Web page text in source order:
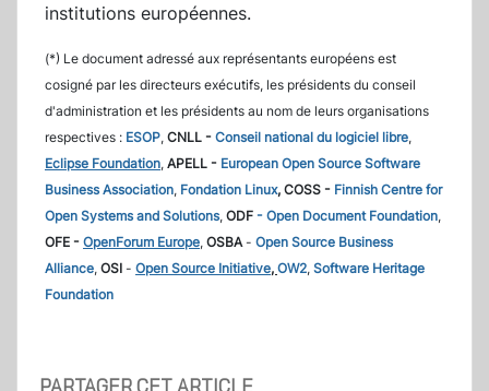
institutions européennes.
(*) Le document adressé aux représentants européens est
cosigné par les directeurs exécutifs, les présidents du conseil
d'administration et les présidents au nom de leurs organisations
respectives : ESOP, CNLL - Conseil national du logiciel libre,
Eclipse Foundation, APELL - European Open Source Software
Business Association, Fondation Linux, COSS - Finnish Centre for
Open Systems and Solutions, ODF - Open Document Foundation,
OFE - OpenForum Europe, OSBA- Open Source Business
Alliance, OSI - Open Source Initiative, OW2, Software Heritage
Foundation
PARTAGER CET ARTICLE